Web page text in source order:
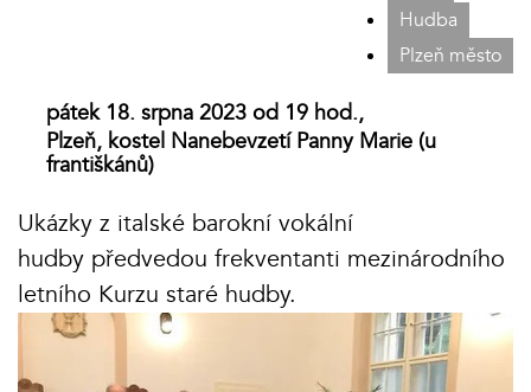
Hudba
Plzeň město
pátek 18. srpna 2023 od 19 hod.,
Plzeň, kostel Nanebevzetí Panny Marie (u
františkánů)
Ukázky z italské barokní vokální
hudby předvedou frekventanti mezinárodního
letního Kurzu staré hudby.